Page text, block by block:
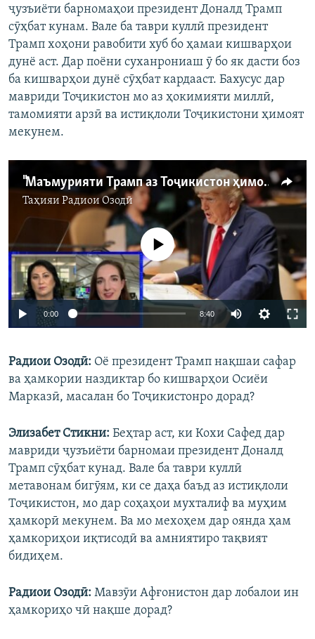
ҷузъиёти барномаҳои президент Доналд Трамп
сӯҳбат кунам. Вале ба таври куллӣ президент
Трамп хоҳони равобити хуб бо ҳамаи кишварҳои
дунё аст. Дар поёни суханрониаш ӯ бо як дасти боз
ба кишварҳои дунё сӯҳбат кардааст. Бахусус дар
мавриди Тоҷикистон мо аз ҳокимияти миллӣ,
тамомияти арзӣ ва истиқлоли Тоҷикистони ҳимоят
мекунем.
"Маъмурияти Трамп аз Тоҷикистон ҳимоят мекунад."
Таҳияи Радиои Озодӣ
Auto 240p 360p 480p
Феълан кор намекунад
0:00 8:40
360p
480p
1080p
Радиои Озодӣ: Оё президент Трамп нақшаи сафар
ва ҳамкории наздиктар бо кишварҳои Осиёи
Марказӣ, масалан бо Тоҷикистонро дорад?
Элизабет Стикни: Беҳтар аст, ки Кохи Сафед дар
мавриди ҷузъиёти барномаи президент Доналд
Трамп сӯҳбат кунад. Вале ба таври куллӣ
метавонам бигӯям, ки се даҳа баъд аз истиқлоли
Тоҷикистон, мо дар соҳаҳои мухталиф ва муҳим
ҳамкорӣ мекунем. Ва мо мехоҳем дар оянда ҳам
ҳамкориҳои иқтисодӣ ва амниятиро тақвият
бидиҳем.
Радиои Озодӣ: Мавзӯи Афғонистон дар лобалои ин
ҳамкориҳо чӣ нақше дорад?